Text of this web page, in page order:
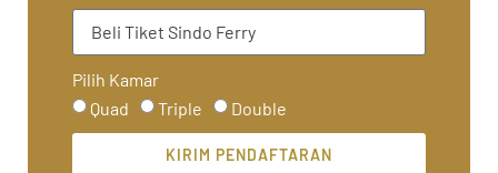
Pilih Kamar
Quad
Triple Double
KIRIM PENDAFTARAN